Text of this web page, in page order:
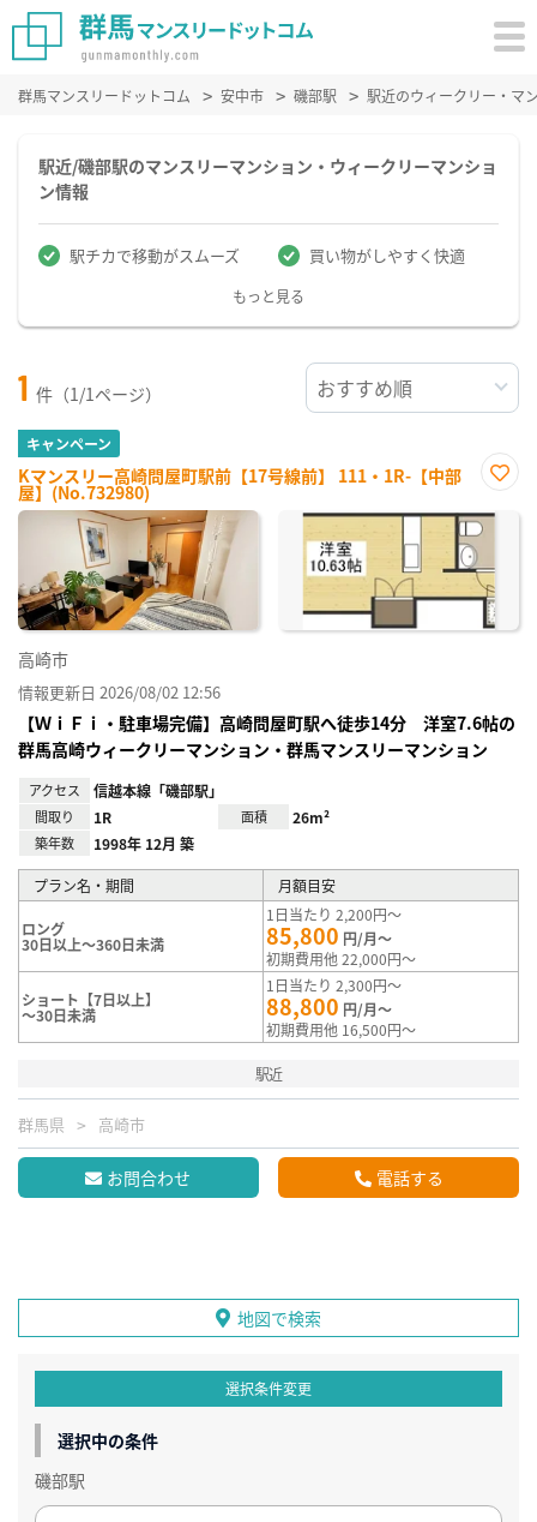
群馬マンスリードットコム 安中市 磯部駅 駅近のウィークリー・マ
駅近/磯部駅のマンスリーマンション・ウィークリーマンショ
ン情報
駅チカで移動がスムーズ 買い物がしやすく快適
もっと見る
1 件（1/1ページ）
キャンペーン
Kマンスリー高崎問屋町駅前【17号線前】 111・1R-【中部
屋】(No.732980)
に入
り登
高崎市
情報更新日 2026/08/02 12:56
【ＷｉＦｉ・駐車場完備】高崎問屋町駅へ徒歩14分 洋室7.6帖の
群馬高崎ウィークリーマンション・群馬マンスリーマンション
アクセス 信越本線「磯部駅」
間取り 1R 面積 26m²
築年数 1998年 12月 築
プラン名・期間 月額目安
ロング
30日以上～360日未満
1日当たり 2,200円～
85,800 円/月～
初期費用他 22,000円～
ショート【7日以上】
～30日未満
1日当たり 2,300円～
88,800 円/月～
初期費用他 16,500円～
駅近
群馬県 高崎市
お問合わせ 電話する
地図で検索
選択条件変更
選択中の条件
磯部駅